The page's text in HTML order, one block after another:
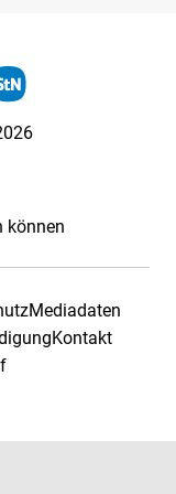
können
Mediadaten
Kontakt